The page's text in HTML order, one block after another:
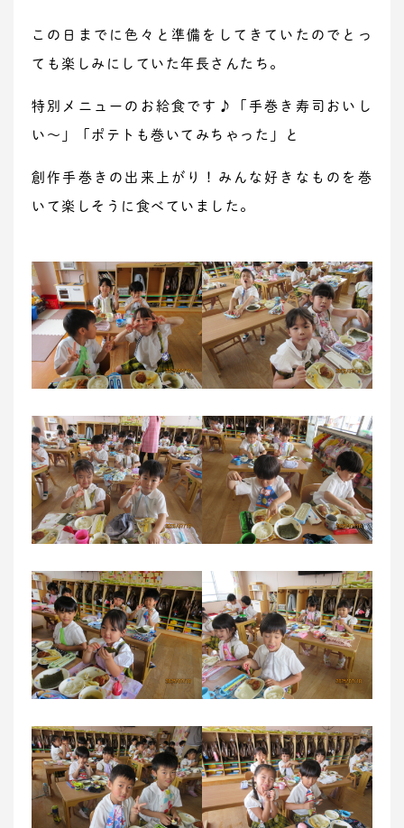
この日までに色々と準備をしてきていたのでとっ
ても楽しみにしていた年長さんたち。
特別メニューのお給食です♪「手巻き寿司おいし
い～」「ポテトも巻いてみちゃった」と
創作手巻きの出来上がり！みんな好きなものを巻
いて楽しそうに食べていました。